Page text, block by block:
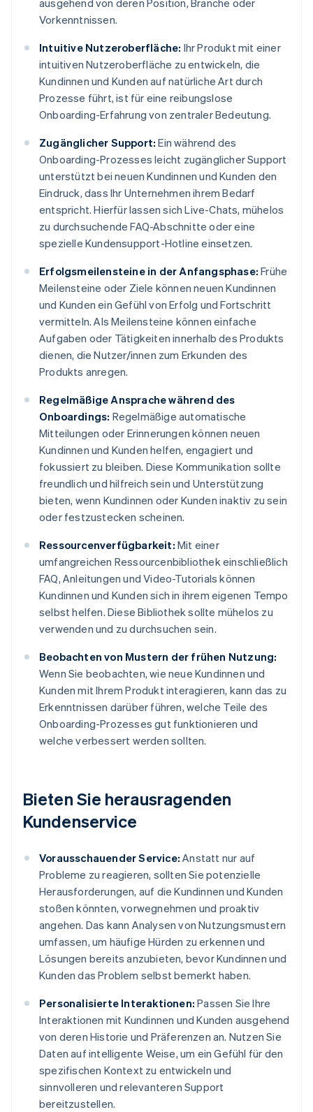
ausgehend von deren Position, Branche oder
Vorkenntnissen.
Intuitive Nutzeroberfläche: Ihr Produkt mit einer
intuitiven Nutzeroberfläche zu entwickeln, die
Kundinnen und Kunden auf natürliche Art durch
Prozesse führt, ist für eine reibungslose
Onboarding-Erfahrung von zentraler Bedeutung.
Zugänglicher Support: Ein während des
Onboarding-Prozesses leicht zugänglicher Support
unterstützt bei neuen Kundinnen und Kunden den
Eindruck, dass Ihr Unternehmen ihrem Bedarf
entspricht. Hierfür lassen sich Live-Chats, mühelos
zu durchsuchende FAQ-Abschnitte oder eine
spezielle Kundensupport-Hotline einsetzen.
Erfolgsmeilensteine in der Anfangsphase: Frühe
Meilensteine oder Ziele können neuen Kundinnen
und Kunden ein Gefühl von Erfolg und Fortschritt
vermitteln. Als Meilensteine können einfache
Aufgaben oder Tätigkeiten innerhalb des Produkts
dienen, die Nutzer/innen zum Erkunden des
Produkts anregen.
Regelmäßige Ansprache während des
Onboardings: Regelmäßige automatische
Mitteilungen oder Erinnerungen können neuen
Kundinnen und Kunden helfen, engagiert und
fokussiert zu bleiben. Diese Kommunikation sollte
freundlich und hilfreich sein und Unterstützung
bieten, wenn Kundinnen oder Kunden inaktiv zu sein
oder festzustecken scheinen.
Ressourcenverfügbarkeit: Mit einer
umfangreichen Ressourcenbibliothek einschließlich
FAQ, Anleitungen und Video-Tutorials können
Kundinnen und Kunden sich in ihrem eigenen Tempo
selbst helfen. Diese Bibliothek sollte mühelos zu
verwenden und zu durchsuchen sein.
Beobachten von Mustern der frühen Nutzung:
Wenn Sie beobachten, wie neue Kundinnen und
Kunden mit Ihrem Produkt interagieren, kann das zu
Erkenntnissen darüber führen, welche Teile des
Onboarding-Prozesses gut funktionieren und
welche verbessert werden sollten.
Bieten Sie herausragenden
Kundenservice
Vorausschauender Service: Anstatt nur auf
Probleme zu reagieren, sollten Sie potenzielle
Herausforderungen, auf die Kundinnen und Kunden
stoßen könnten, vorwegnehmen und proaktiv
angehen. Das kann Analysen von Nutzungsmustern
umfassen, um häufige Hürden zu erkennen und
Lösungen bereits anzubieten, bevor Kundinnen und
Kunden das Problem selbst bemerkt haben.
Personalisierte Interaktionen: Passen Sie Ihre
Interaktionen mit Kundinnen und Kunden ausgehend
von deren Historie und Präferenzen an. Nutzen Sie
Daten auf intelligente Weise, um ein Gefühl für den
spezifischen Kontext zu entwickeln und
sinnvolleren und relevanteren Support
bereitzustellen.